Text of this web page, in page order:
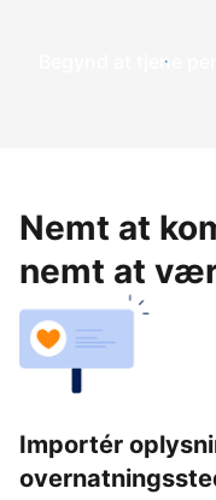
Begynd at tjene
Nemt at
nemt at
Importér